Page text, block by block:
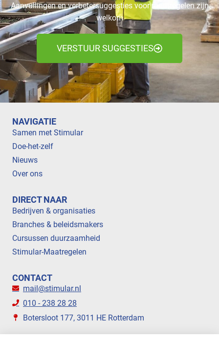
Aanvullingen en verbetersuggesties voor maatregelen zijn
welkom
VERSTUUR SUGGESTIES
NAVIGATIE
Samen met Stimular
Doe-het-zelf
Nieuws
Over ons
DIRECT NAAR
Bedrijven & organisaties
Branches & beleidsmakers
Cursussen duurzaamheid
Stimular-Maatregelen
CONTACT
mail@stimular.nl
010 - 238 28 28
Botersloot 177, 3011 HE Rotterdam